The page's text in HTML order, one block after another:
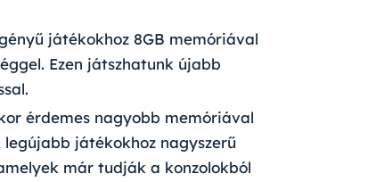
játékokhoz 8GB memóriával
Ezen játszhatunk újabb
érdemes nagyobb memóriával
játékokhoz nagyszerű
már tudják a konzolokból